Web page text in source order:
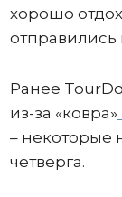
хорошо
Ранее
из-за «ковра»
– некоторые
четверга.